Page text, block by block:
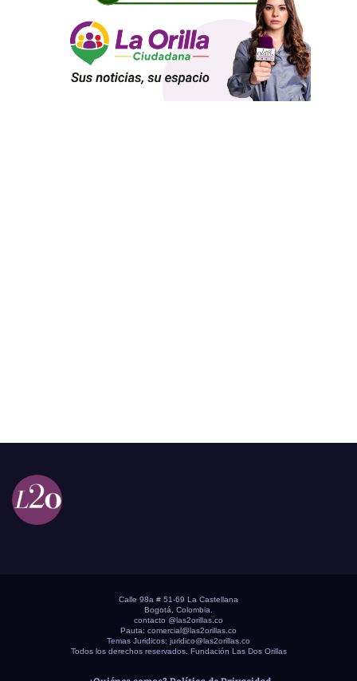
Calle 98a # 51-69 La Castellana
Bogotá, Colombia.
contacto @las2orillas.co
Pauta: comercial@las2orillas.co
Temas Juridicos: juridico@las2orillas.co
Todos los derechos reservados. Fundación Las Dos Orillas